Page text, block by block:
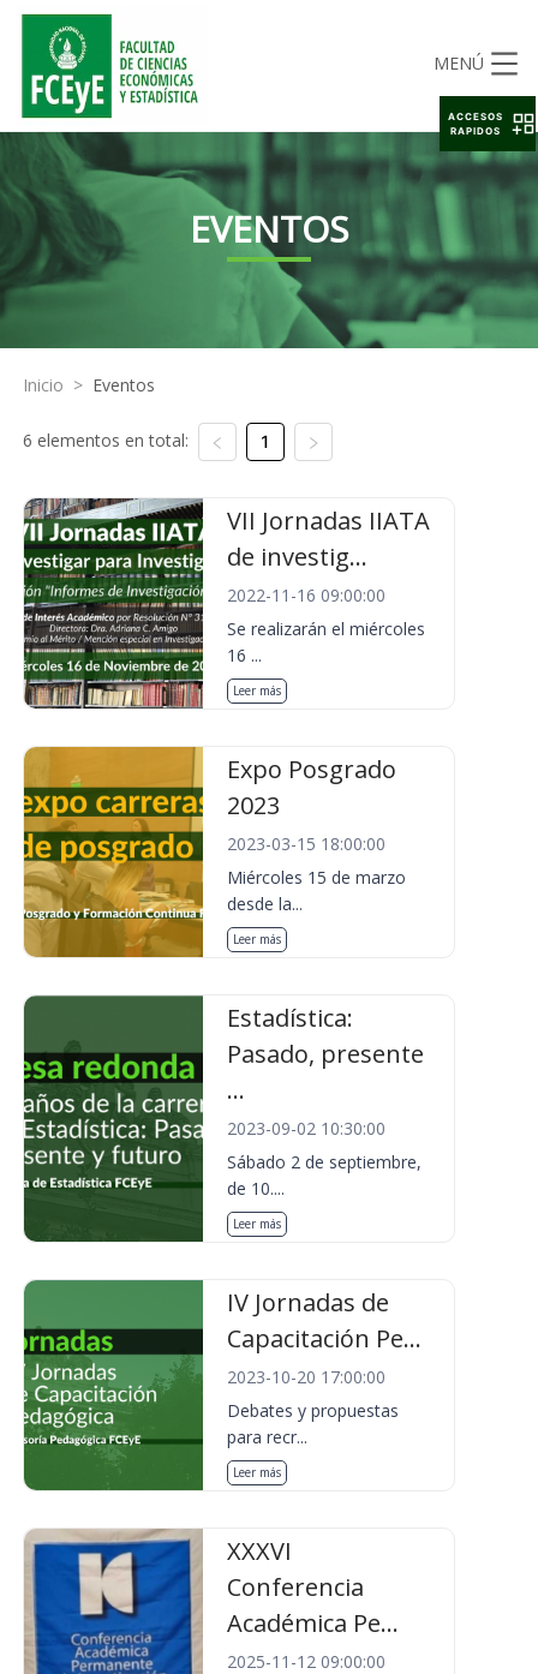
MENÚ
EVENTOS
Inicio > Eventos
6 elementos en total: 1
VII Jornadas IIATA
de investig...
2022-11-16 09:00:00
Se realizarán el miércoles
16 ...
Leer más
Expo Posgrado
2023
2023-03-15 18:00:00
Miércoles 15 de marzo
desde la...
Leer más
Estadística:
Pasado, presente
...
2023-09-02 10:30:00
Sábado 2 de septiembre,
de 10....
Leer más
IV Jornadas de
Capacitación Pe...
2023-10-20 17:00:00
Debates y propuestas
para recr...
Leer más
XXXVI
Conferencia
Académica Pe...
2025-11-12 09:00:00
ACCESOS
RAPIDOS